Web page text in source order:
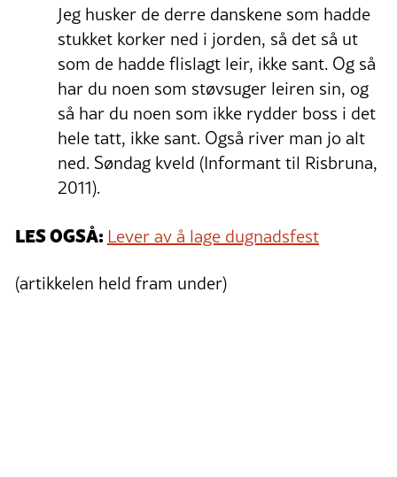
Jeg husker de derre danskene som hadde
stukket korker ned i jorden, så det så ut
som de hadde flislagt leir, ikke sant. Og så
har du noen som støvsuger leiren sin, og
så har du noen som ikke rydder boss i det
hele tatt, ikke sant. Også river man jo alt
ned. Søndag kveld (Informant til Risbruna,
2011).
LES OGSÅ: Lever av å lage dugnadsfest
(artikkelen held fram under)